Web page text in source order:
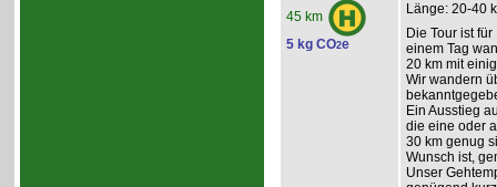
45 km
5 kg CO2e
Länge: 20-40
Die Tour ist
einem Tag
20 km mit
Wir wandern
Ein Ausstieg
die eine oder
30 km genug
Wunsch ist,
Unser